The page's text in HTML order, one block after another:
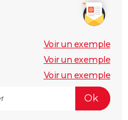
Voir un exemple
Voir un exemple
Voir un exemple